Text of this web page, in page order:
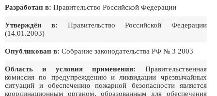
Разработан в: Правительство Российской Федерации
Утверждён в: Правительство Российской Федеpации
(14.01.2003)
Опубликован в: Собрание законодательства РФ № 3 2003
Область и условия применения: Правительственная
комиссия по предупреждению и ликвидации чрезвычайных
ситуаций и обеспечению пожарной безопасности является
координационным органом, образованным для обеспечения